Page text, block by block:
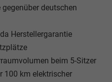
deutschen
Herstellergarantie
beim 5-Sitzer
100 km elektrischer